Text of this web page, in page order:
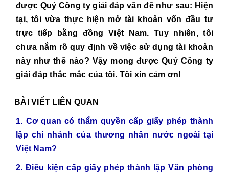
được Quý Công ty giải đáp vấn đề như sau: Hiện
tại, tôi vừa thực hiện mở tài khoản vốn đầu tư
trực tiếp bằng đồng Việt Nam. Tuy nhiên, tôi
chưa nắm rõ quy định về việc sử dụng tài khoản
này như thế nào? Vậy mong được Quý Công ty
giải đáp thắc mắc của tôi. Tôi xin cảm ơn!
BÀI VIẾT LIÊN QUAN
1. Cơ quan có thẩm quyền cấp giấy phép thành
lập chi nhánh của thương nhân nước ngoài tại
Việt Nam?
2.Điều kiện cấp giấy phép thành lập Văn phòng